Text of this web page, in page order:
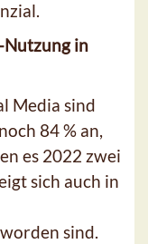
Nutzung in
Media sind
84 % an,
es 2022 zwei
sich auch in
sind.